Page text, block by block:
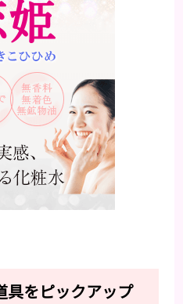
具をピックアップ